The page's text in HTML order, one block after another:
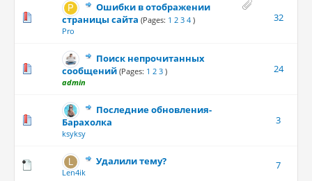
Ошибки в отображении
страницы сайта (Pages: 1 2 3 4 )
Pro
32
Поиск непрочитанных
сообщений (Pages: 1 2 3 )
admin
24
Последние обновления-
Барахолка
ksyksy
3
Удалили тему?
Len4ik
7